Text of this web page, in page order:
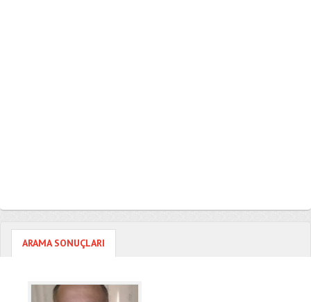
ARAMA SONUÇLARI